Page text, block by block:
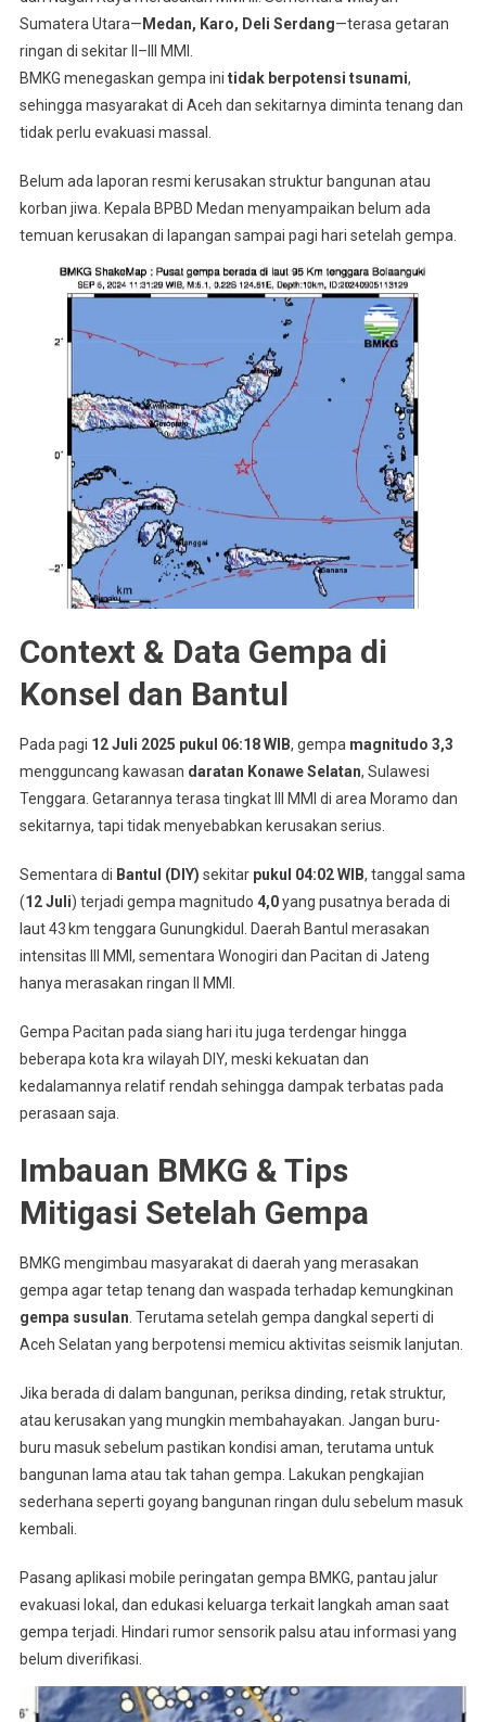
Sumatera Utara— Medan, Karo, Deli Serdang—terasa getaran
ringan di sekitar II–III MMI
BMKG menegaskan gempa ini tidak berpotensi tsunami,
sehingga masyarakat di Aceh dan sekitarnya diminta tenang dan
tidak perlu evakuasi massal
Belum ada laporan resmi kerusakan struktur bangunan atau
korban jiwa. Kepala BPBD Medan menyampaikan belum ada
temuan kerusakan di lapangan sampai pagi hari setelah gempa
Context & Data Gempa di
Konsel dan Bantul
Pada pagi 12 Juli 2025 pukul 06:18 WIB, gempa magnitudo 3,3
mengguncang kawasan daratan Konawe Selatan, Sulawesi
Tenggara. Getarannya terasa tingkat III MMI di area Moramo dan
sekitarnya, tapi tidak menyebabkan kerusakan serius
Sementara di Bantul (DIY) sekitar pukul 04:02 WIB, tanggal sama
(12 Juli) terjadi gempa magnitudo 4,0yang pusatnya berada di
laut 43 km tenggara Gunungkidul. Daerah Bantul merasakan
intensitas III MMI, sementara Wonogiri dan Pacitan di Jateng
hanya merasakan ringan II MMI
Gempa Pacitan pada siang hari itu juga terdengar hingga
beberapa kota kra wilayah DIY, meski kekuatan dan
kedalamannya relatif rendah sehingga dampak terbatas pada
perasaan saja.
Imbauan BMKG & Tips
Mitigasi Setelah Gempa
BMKG mengimbau masyarakat di daerah yang merasakan
gempa agar tetap tenang dan waspada terhadap kemungkinan
gempa susulan . Terutama setelah gempa dangkal seperti di
Aceh Selatan yang berpotensi memicu aktivitas seismik lanjutan
Jika berada di dalam bangunan, periksa dinding, retak struktur,
atau kerusakan yang mungkin membahayakan. Jangan buru-
buru masuk sebelum pastikan kondisi aman, terutama untuk
bangunan lama atau tak tahan gempa. Lakukan pengkajian
sederhana seperti goyang bangunan ringan dulu sebelum masuk
kembali
Pasang aplikasi mobile peringatan gempa BMKG, pantau jalur
evakuasi lokal, dan edukasi keluarga terkait langkah aman saat
gempa terjadi. Hindari rumor sensorik palsu atau informasi yang
belum diverifikasi.